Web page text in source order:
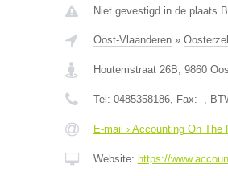
Niet gevestigd in de plaats
Oost-Vlaanderen»
Houtemstraat 26B, 9860
Tel: 0485358186, Fax: -,
E-mail › Accounting On The
Website: https://